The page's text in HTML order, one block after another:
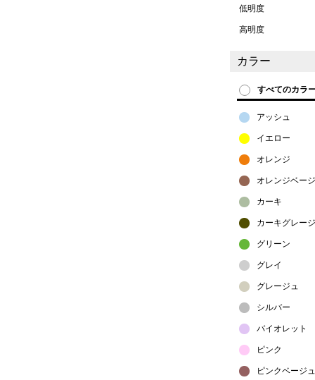
低明度
高明度
カラー
すべてのカラ
アッシュ
イエロー
オレンジ
オレンジベー
カーキ
カーキグレー
グリーン
グレイ
グレージュ
シルバー
バイオレット
ピンク
ピンクベージュ